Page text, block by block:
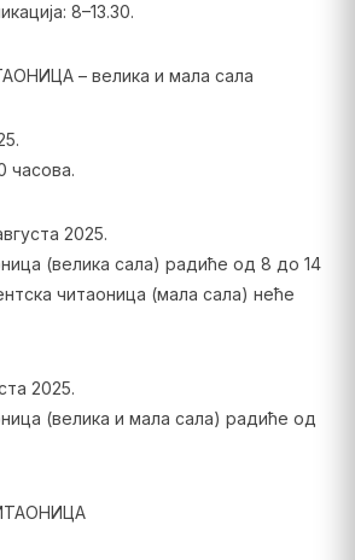
8–13.30.
– велика и мала сала
часова.
2025.
(велика сала) радиће од 8 до 14
читаоница (мала сала) неће
2025.
(велика и мала сала) радиће од